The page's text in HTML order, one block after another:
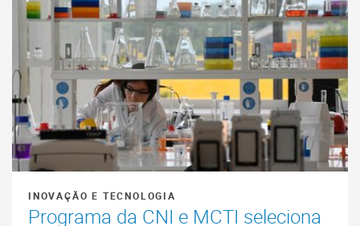
INOVAÇÃO E TECNOLOGIA
Programa da CNI e MCTI seleciona